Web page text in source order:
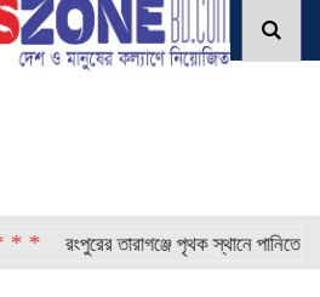
রংপুরের তারাগঞ্জে পৃথক স্থানে পানিতে ডুবে